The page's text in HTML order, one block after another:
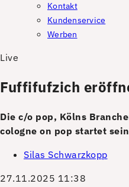
Kontakt
Kundenservice
Werben
Live
Fuffifufzich
Die c/o pop, Kölns
cologne on pop startet
Silas Schwarzkopp
27.11.2025 11:38